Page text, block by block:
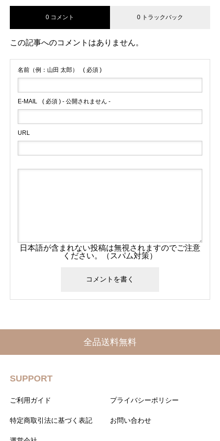
0 コメント 0 トラックバック
この記事へのコメントはありません。
名前（例：山田 太郎） ( 必須 )
E-MAIL ( 必須 ) - 公開されません -
URL
日本語が含まれない投稿は無視されますのでご注意
ください。（スパム対策）
全品送料無料
SUPPORT
ご利用ガイド プライバシーポリシー
特定商取引法に基づく表記 お問い合わせ